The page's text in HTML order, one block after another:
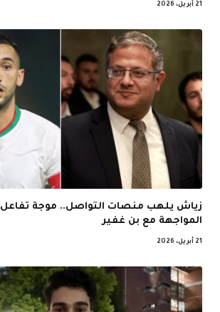
21 أبريل، 2026
زياش يلهب منصات التواصل.. موجة
المواجهة مع بن غفير
21 أبريل، 2026